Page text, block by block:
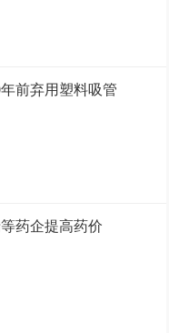
前弃用塑料吸管
药企提高药价